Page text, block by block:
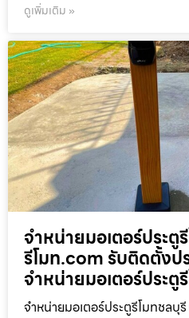
ดูเพิ่มเติม »
จำหน่ายมอเตอร์ประตู
รีโมท.com รับติดตั้งป
จำหน่ายมอเตอร์ประตู
จำหน่ายมอเตอร์ประตูรีโมทชลบุ